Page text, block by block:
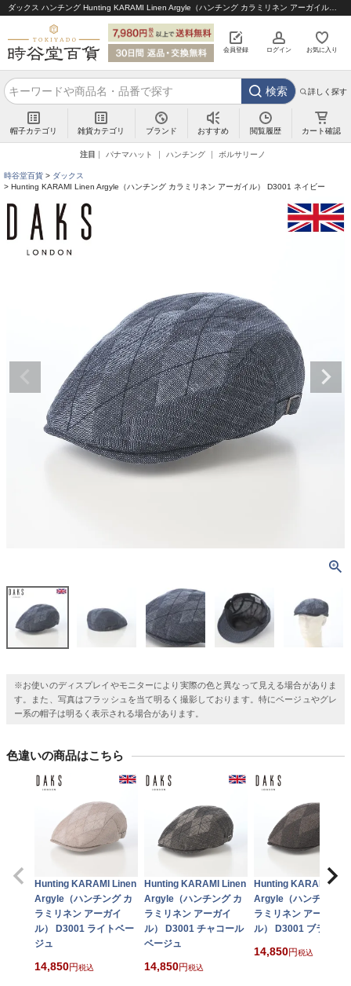
会員登録 ログイン お気に入り
検索 詳しく探す
帽子カテゴリ 雑貨カテゴリ ブランド おすすめ 閲覧履歴 カート確認
注目 パナマハット ハンチング ボルサリーノ
時谷堂百貨
ダックス
Hunting KARAMI Linen Argyle（ハンチング カラミリネン アーガイル） D3001 ネイビー
※お使いのディスプレイやモニターにより実際の色と異なって見える場合がありま
す。また、写真はフラッシュを当て明るく撮影しております。特にベージュやグレ
ー系の帽子は明るく表示される場合があります。
色違いの商品はこちら
Hunting KARAMI Linen
Argyle（ハンチング カ
ラミリネン アーガイ
ル） D3001 ライトベー
ジュ
14,850 税込
Hunting KARAMI Linen
Argyle（ハンチング カ
ラミリネン アーガイ
ル） D3001 チャコール
ベージュ
14,850 税込
Hunting KARAMI
Argyle（ハンチング カ
ラミリネン アーガイ
ル） D3001 ブラウン
14,850 税込